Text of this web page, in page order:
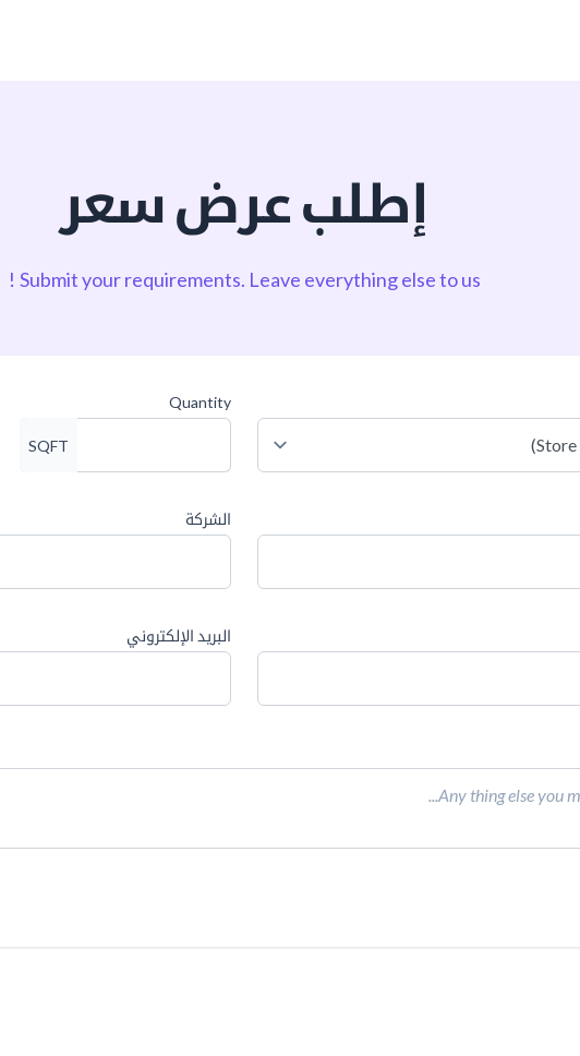
إطلب عرض سعر
Submit your requirements. Leave everything else to us!
Quantity
SQFT
الشركة
البريد الإلكتروني